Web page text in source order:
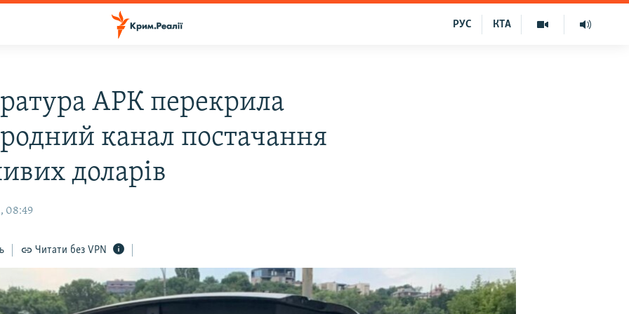
КТА
РУС
АРК перекрила
канал постачання
доларів
08:49
Читати без VPN